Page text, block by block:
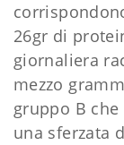
26gr di
giornaliera
mezzo
gruppo B
una sferzata